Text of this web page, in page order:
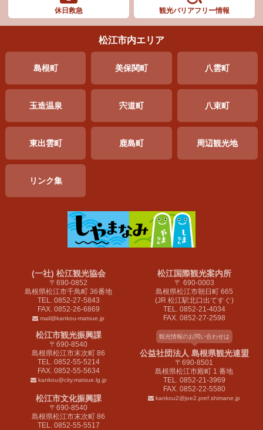
休日救急 観光バリアフリー情報
松江市内エリア
島根町 美保関町 八雲町
玉造温泉 宍道町 八束町
東出雲町 鹿島町 周辺観光地
リンク集
(一社) 松江観光協会
〒690-0852
島根県松江市千鳥町 36番地
TEL. 0852-27-5843
FAX. 0852-26-6869
mail@kankou-matsue.jp
松江国際観光案内所
〒 690-0003
島根県松江市朝日町 665
(JR 松江駅北口出てすぐ)
TEL. 0852-21-4034
FAX. 0852-27-2598
松江市観光振興課
〒690-8540
島根県松江市末次町 86
TEL. 0852-55-5214
FAX. 0852-55-5634
kankou@city.matsue.lg.jp
松江市文化振興課
〒690-8540
島根県松江市末次町 86
TEL. 0852-55-5517
観光情報のお問い合わせは
公益社団法人 島根県観光連盟
〒690-8501
島根県松江市殿町 1 番地
TEL. 0852-21-3969
FAX. 0852-22-5580
kankou2@joe2.pref.shimane.jp